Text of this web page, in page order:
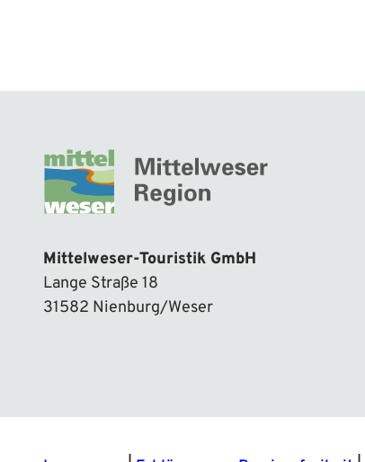
Mittelweser-Touristik GmbH
Lange Straße 18
31582 Nienburg/Weser